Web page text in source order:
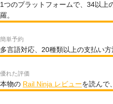
1つのプラットフォームで、34以上
羅。
簡単予約
多言語対応、20種類以上の支払い方
優れた評価
本物の Rail Ninja レビューを読んで